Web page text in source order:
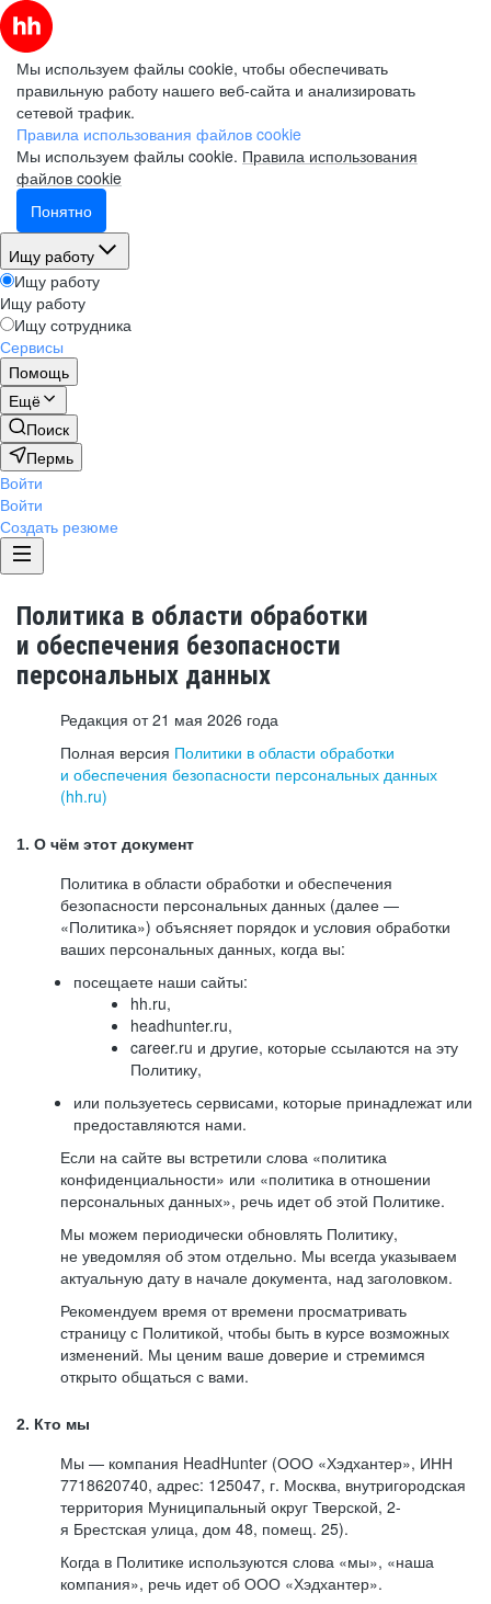
Мы используем файлы cookie, чтобы обеспечивать
правильную работу нашего веб-сайта и анализировать
сетевой трафик.
Правила использования файлов cookie
Мы используем файлы cookie. Правила использования
файлов cookie
Понятно
Ищу работу
Ищу работу
Ищу работу
Ищу сотрудника
Сервисы
Помощь
Ещё
Поиск
Пермь
Войти
Войти
Создать резюме
Политика в области обработки
и обеспечения безопасности
персональных данных
Редакция от 21 мая 2026 года
Полная версия Политики в области обработки
и обеспечения безопасности персональных данных
(hh.ru)
1. О чём этот документ
Политика в области обработки и обеспечения
безопасности персональных данных (далее —
«Политика») объясняет порядок и условия обработки
ваших персональных данных, когда вы:
посещаете наши сайты:
hh.ru,
headhunter.ru,
career.ru и другие, которые ссылаются на эту
Политику,
или пользуетесь сервисами, которые принадлежат или
предоставляются нами.
Если на сайте вы встретили слова «политика
конфиденциальности» или «политика в отношении
персональных данных», речь идет об этой Политике.
Мы можем периодически обновлять Политику,
не уведомляя об этом отдельно. Мы всегда указываем
актуальную дату в начале документа, над заголовком.
Рекомендуем время от времени просматривать
страницу с Политикой, чтобы быть в курсе возможных
изменений. Мы ценим ваше доверие и стремимся
открыто общаться с вами.
2. Кто мы
Мы — компания HeadHunter (ООО «Хэдхантер», ИНН
7718620740, адрес: 125047, г. Москва, внутригородская
территория Муниципальный округ Тверской, 2-
я Брестская улица, дом 48, помещ. 25).
Когда в Политике используются слова «мы», «наша
компания», речь идет об ООО «Хэдхантер».